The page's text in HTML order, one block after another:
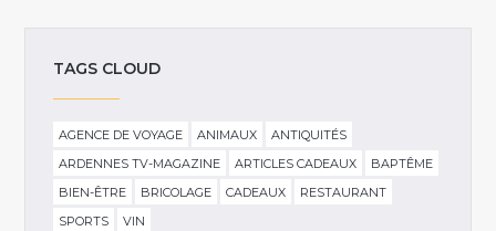
TAGS CLOUD
AGENCE DE VOYAGE ANIMAUX
ANTIQUITÉS
ARDENNES TV-MAGAZINE
ARTICLES CADEAUX
BAPTÊME
BIEN-ÊTRE
BRICOLAGE CADEAUX
RESTAURANT
SPORTS
VIN